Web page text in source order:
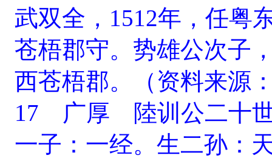
武双全，1512年，任粤
苍梧郡守。势雄公次子
西苍梧郡。（资料来源
17 广厚 陸训公二十世
一子：一经。生二孙：